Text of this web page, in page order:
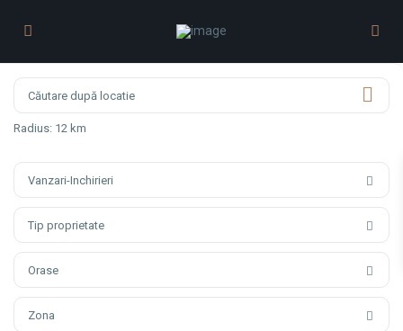
Radius: 12 km
Vanzari-Inchirieri
Tip proprietate
Orase
Zona